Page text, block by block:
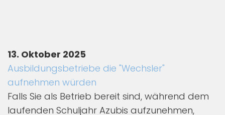
13. Oktober 2025
Ausbildungsbetriebe die "Wechsler"
aufnehmen würden
Falls Sie als Betrieb bereit sind, während dem
laufenden Schuljahr Azubis aufzunehmen,